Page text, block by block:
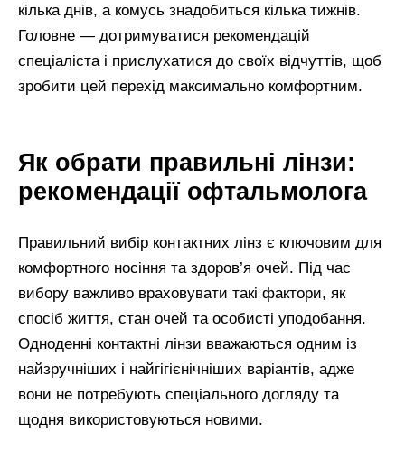
кілька днів, а комусь знадобиться кілька тижнів.
Головне — дотримуватися рекомендацій
спеціаліста і прислухатися до своїх відчуттів, щоб
зробити цей перехід максимально комфортним.
Як обрати правильні лінзи:
рекомендації офтальмолога
Правильний вибір контактних лінз є ключовим для
комфортного носіння та здоров’я очей. Під час
вибору важливо враховувати такі фактори, як
спосіб життя, стан очей та особисті уподобання.
Одноденні контактні лінзи вважаються одним із
найзручніших і найгігієнічніших варіантів, адже
вони не потребують спеціального догляду та
щодня використовуються новими.